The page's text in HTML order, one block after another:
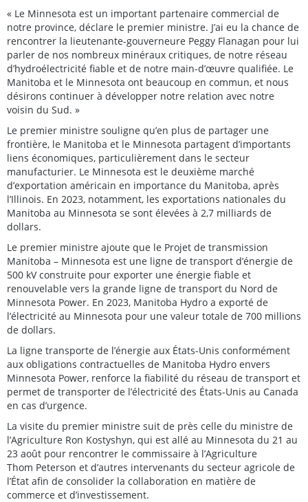
« Le Minnesota est un important partenaire commercial de
notre province, déclare le premier ministre. J’ai eu la chance de
rencontrer la lieutenante-gouverneure Peggy Flanagan pour lui
parler de nos nombreux minéraux critiques, de notre réseau
d’hydroélectricité fiable et de notre main-d’œuvre qualifiée. Le
Manitoba et le Minnesota ont beaucoup en commun, et nous
désirons continuer à développer notre relation avec notre
voisin du Sud. »
Le premier ministre souligne qu’en plus de partager une
frontière, le Manitoba et le Minnesota partagent d’importants
liens économiques, particulièrement dans le secteur
manufacturier. Le Minnesota est le deuxième marché
d’exportation américain en importance du Manitoba, après
l’Illinois. En 2023, notamment, les exportations nationales du
Manitoba au Minnesota se sont élevées à 2,7 milliards de
dollars.
Le premier ministre ajoute que le Projet de transmission
Manitoba – Minnesota est une ligne de transport d’énergie de
500 kV construite pour exporter une énergie fiable et
renouvelable vers la grande ligne de transport du Nord de
Minnesota Power. En 2023, Manitoba Hydro a exporté de
l’électricité au Minnesota pour une valeur totale de 700 millions
de dollars.
La ligne transporte de l’énergie aux États-Unis conformément
aux obligations contractuelles de Manitoba Hydro envers
Minnesota Power, renforce la fiabilité du réseau de transport et
permet de transporter de l’électricité des États-Unis au Canada
en cas d’urgence.
La visite du premier ministre suit de près celle du ministre de
l’Agriculture Ron Kostyshyn, qui est allé au Minnesota du 21 au
23 août pour rencontrer le commissaire à l’Agriculture
Thom Peterson et d’autres intervenants du secteur agricole de
l’État afin de consolider la collaboration en matière de
commerce et d’investissement.